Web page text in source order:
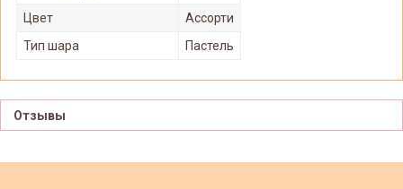
Цвет
Ассорти
Тип шара
Пастель
Отзывы